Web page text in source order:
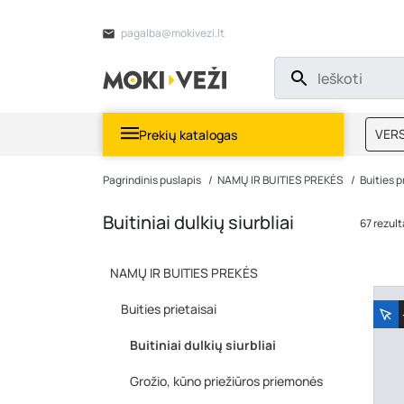
pagalba@mokivezi.lt
Prekių katalogas
Pagrindinis puslapis NAMŲ IR BUITIES PREKĖS Buities
Buitiniai dulkių siurbliai
NAMŲ IR BUITIES PREKĖS
Buities prietaisai
Buitiniai dulkių siurbliai
Grožio, kūno priežiūros priemonės
67